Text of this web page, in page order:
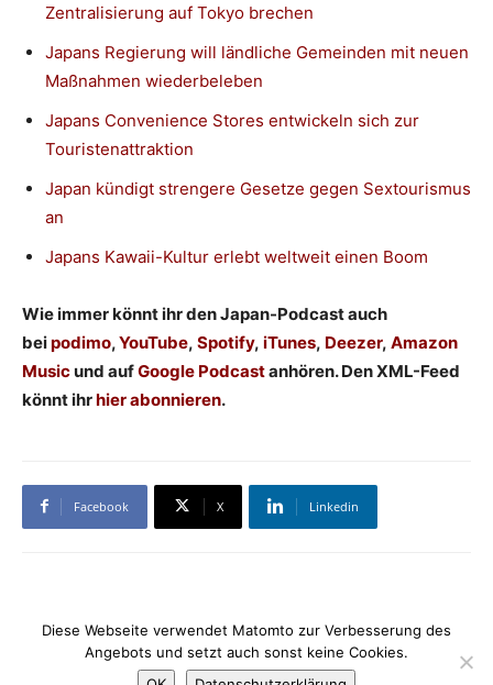
Zentralisierung auf Tokyo brechen
Japans Regierung will ländliche Gemeinden mit neuen
Maßnahmen wiederbeleben
Japans Convenience Stores entwickeln sich zur
Touristenattraktion
Japan kündigt strengere Gesetze gegen Sextourismus
an
Japans Kawaii-Kultur erlebt weltweit einen Boom
Wie immer könnt ihr den Japan-Podcast auch
beipodimo,YouTube, Spotify, iTunes, Deezer, Amazon
Musicund aufGoogle Podcastanhören. Den XML-Feed
könnt ihrhier abonnieren.
Facebook X Linkedin
Datenschutzerklärung Impressum Kontakt
Diese Webseite verwendet Matomto zur Verbesserung des
Angebots und setzt auch sonst keine Cookies.